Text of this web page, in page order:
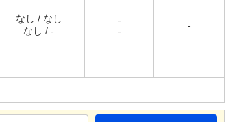
なし / なし
なし / -
-
-
-